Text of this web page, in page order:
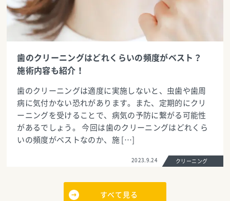
歯のクリーニングはどれくらいの頻度がベスト？
施術内容も紹介！
歯のクリーニングは適度に実施しないと、虫歯や歯周
病に気付かない恐れがあります。また、定期的にクリ
ーニングを受けることで、病気の予防に繋がる可能性
があるでしょう。 今回は歯のクリーニングはどれくら
いの頻度がベストなのか、施 […]
2023.9.24 クリーニング
すべて見る